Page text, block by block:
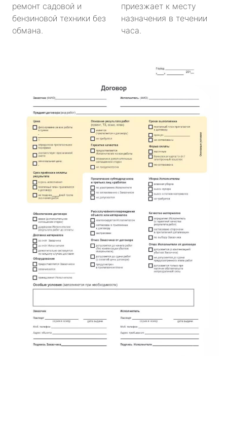
ремонт садовой и
бензиновой техники без
обмана.
приезжает к месту
назначения в течении
часа.